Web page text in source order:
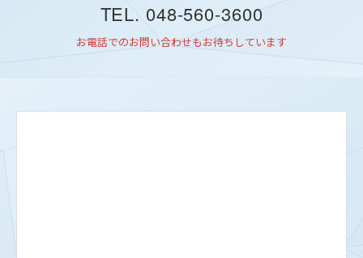
TEL. 048-560-3600
お電話でのお問い合わせもお待ちしています